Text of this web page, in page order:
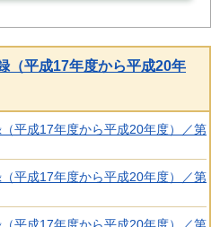
（平成17年度から平成20年
平成17年度から平成20年度）／第
平成17年度から平成20年度）／第